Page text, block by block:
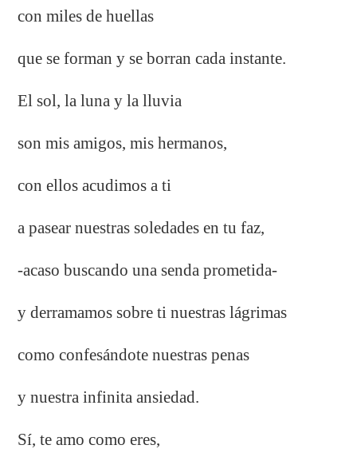
con miles de huellas
que se forman y se borran cada instante.
El sol, la luna y la lluvia
son mis amigos, mis hermanos,
con ellos acudimos a ti
a pasear nuestras soledades en tu faz,
-acaso buscando una senda prometida-
y derramamos sobre ti nuestras lágrimas
como confesándote nuestras penas
y nuestra infinita ansiedad.
Sí, te amo como eres,